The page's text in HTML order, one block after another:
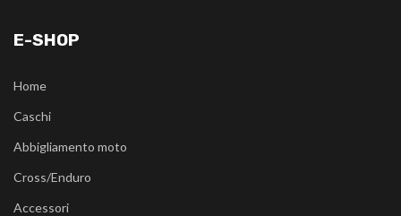
E-SHOP
Home
Caschi
Abbigliamento moto
Cross/Enduro
Accessori